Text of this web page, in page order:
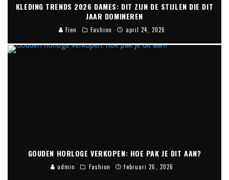
KLEDING TRENDS 2026 DAMES: DIT ZIJN DE STIJLEN DIE DIT
JAAR DOMINEREN
Fien Fashion april 24, 2026
GOUDEN HORLOGE VERKOPEN: HOE PAK JE DIT AAN?
admin Fashion februari 26, 2026